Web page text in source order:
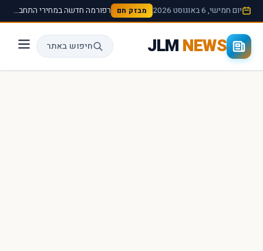
יום חמישי, 6 באוגוסט 2026 מבזק חם רפורמה חדשה במחירי התחבורה הציבורית תיכנס לתוקף החל מהחודש הבא ›
JLMNEWS חיפוש באתר